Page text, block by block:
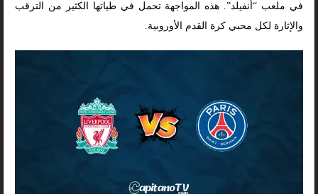
في ملعب “أنفيلد”. هذه المواجهة تحمل في طياتها الكثير من الترقب
والإثارة لكل محبي كرة القدم الأوروبية.